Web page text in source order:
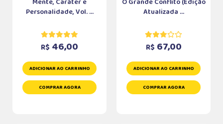
Personalidade, Vol. ...
R$ 46,00
ADICIONAR AO CARRINHO
COMPRAR AGORA
Atualizada ...
R$ 67,00
ADICIONAR AO CARRINHO
COMPRAR AGORA